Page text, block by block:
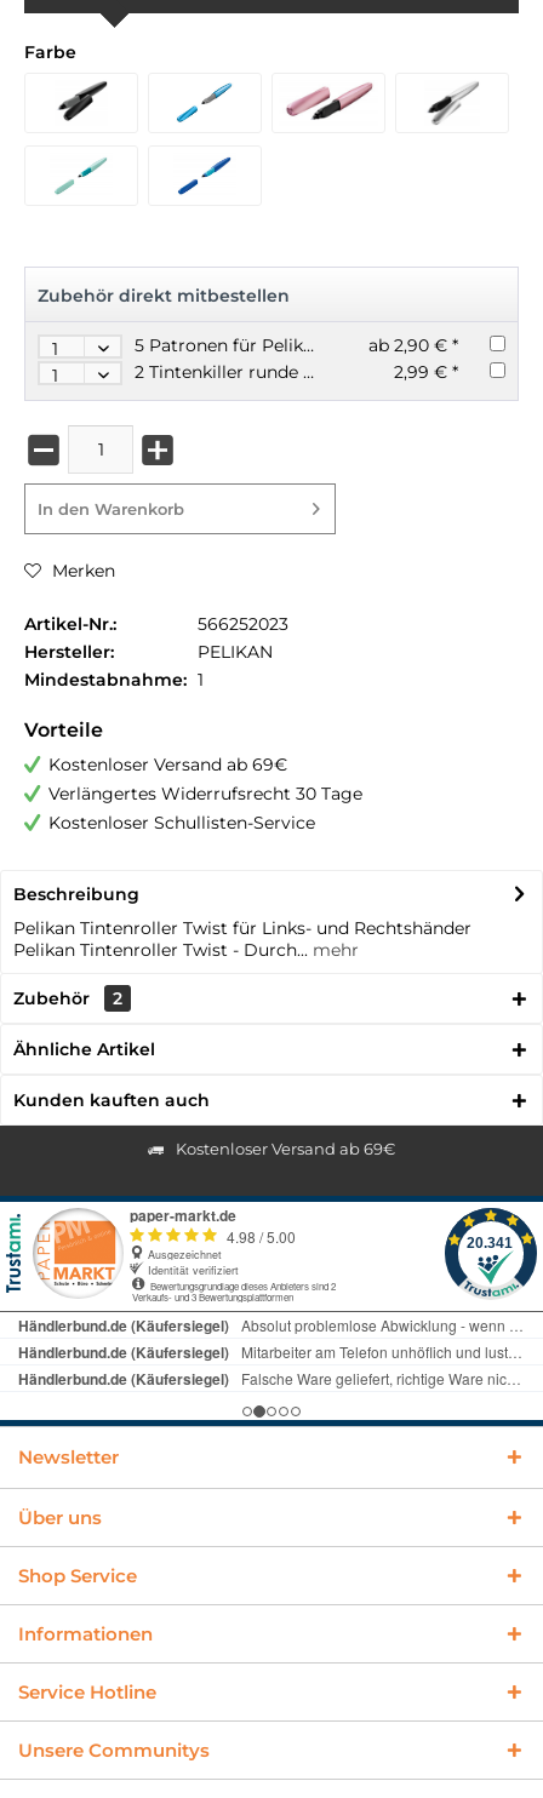
Farbe
Zubehör direkt mitbestellen
5 Patronen für Pelikan Tintenroller GRIFFIX
ab 2,90 € *
2 Tintenkiller runde Spitze M
2,99 € *
In den Warenkorb
Merken
Artikel-Nr.:
566252023
Hersteller:
PELIKAN
Mindestabnahme: 1
Vorteile
Kostenloser Versand ab 69€
Verlängertes Widerrufsrecht 30 Tage
Kostenloser Schullisten-Service
Beschreibung
Pelikan Tintenroller Twist für Links- und Rechtshänder
Pelikan Tintenroller Twist - Durch... mehr
Zubehör 2
Ähnliche Artikel
Kunden kauften auch
Kostenloser Versand ab 69€
Newsletter
Über uns
Shop Service
Informationen
Service Hotline
Unsere Communitys